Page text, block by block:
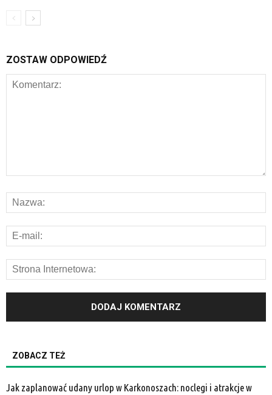
ZOSTAW ODPOWIEDŹ
ZOBACZ TEŻ
Jak zaplanować udany urlop w Karkonoszach: noclegi i atrakcje w